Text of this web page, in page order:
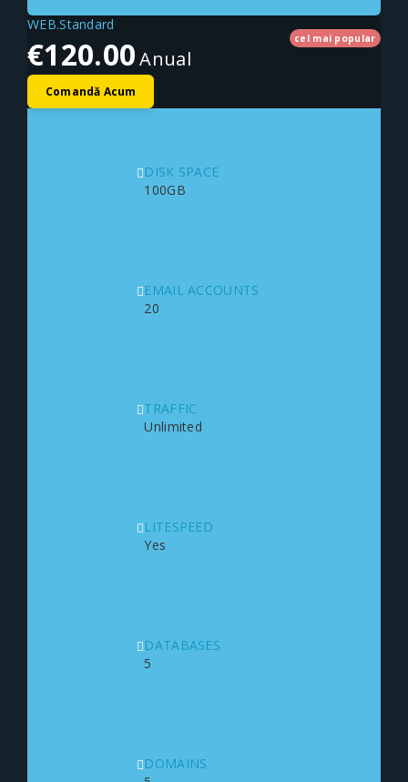
cel mai popular
WEB.Standard
€120.00 Anual
Comandă Acum
DISK SPACE
100GB
EMAIL ACCOUNTS
20
TRAFFIC
Unlimited
LITESPEED
Yes
DATABASES
5
DOMAINS